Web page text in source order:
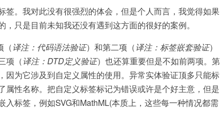
。我对此没有很强烈的体会，但是个人而言，我觉得如果
只是目前未知我还没有遇到这方面的很好的案例。
（译注：代码语法验证）和第二项（译注：标签嵌套验证）
项（译注：DTD定义验证）也还算重要但是不如前两项。第
因为它涉及到自定义属性的使用。异常实体验证顶多只能标
性名称。把自定义标签标记为错误或许是个好主意，但是
标签，例如SVG和MathML(本质上，这些每一种情况都需